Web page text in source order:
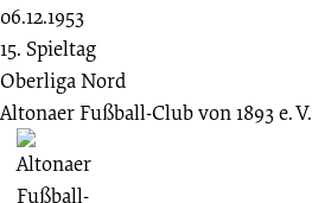
06.12.1953
15. Spieltag
Oberliga Nord
Altonaer Fußball-Club von 1893 e. V.